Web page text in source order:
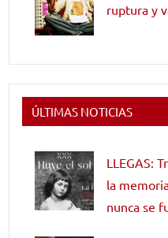
ruptura y
ÚLTIMAS NOTICIAS
LLEGAS:
la
nunca se